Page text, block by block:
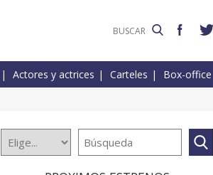
Actores y actrices Carteles Box-office